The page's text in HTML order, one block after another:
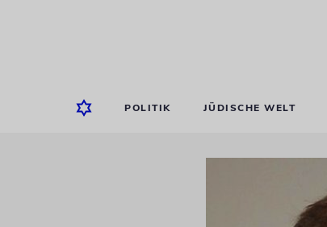
POLITIK JÜDISCHE WELT